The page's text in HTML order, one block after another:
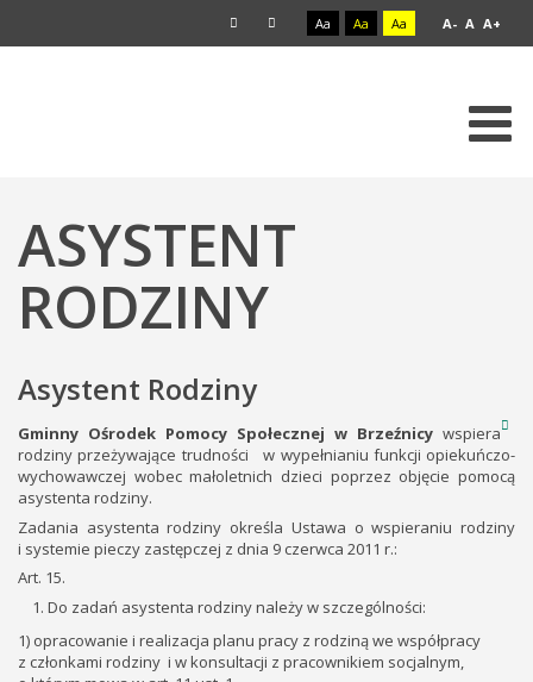
Aa Aa Aa A- A A+
ASYSTENT
RODZINY
Asystent Rodziny
Gminny Ośrodek Pomocy Społecznej w Brzeźnicy wspiera
rodziny przeżywające trudności w wypełnianiu funkcji opiekuńczo-
wychowawczej wobec małoletnich dzieci poprzez objęcie pomocą
asystenta rodziny.
Zadania asystenta rodziny określa Ustawa o wspieraniu rodziny
i systemie pieczy zastępczej z dnia 9 czerwca 2011 r.:
Art. 15.
Do zadań asystenta rodziny należy w szczególności:
1) opracowanie i realizacja planu pracy z rodziną we współpracy
z członkami rodziny i w konsultacji z pracownikiem socjalnym,